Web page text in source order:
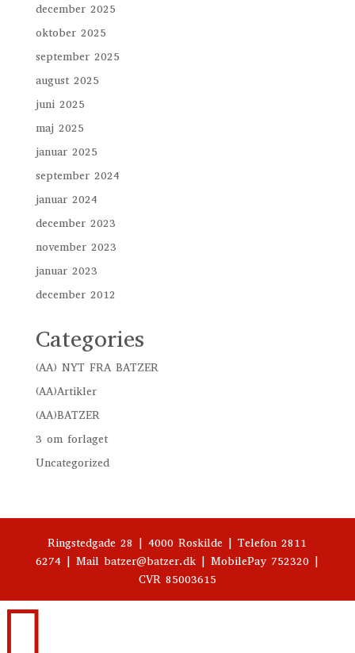
december 2025
oktober 2025
september 2025
august 2025
juni 2025
maj 2025
januar 2025
september 2024
januar 2024
december 2023
november 2023
januar 2023
december 2012
Categories
(AA) NYT FRA BATZER
(AA)Artikler
(AA)BATZER
3 om forlaget
Uncategorized
Ringstedgade 28 | 4000 Roskilde | Telefon 2811
6274 | Mail batzer@batzer.dk | MobilePay 752320 |
CVR 85003615